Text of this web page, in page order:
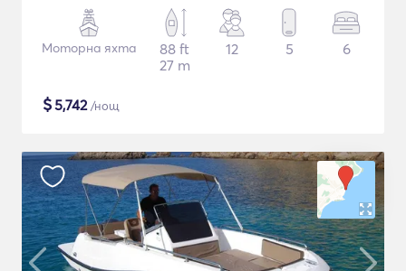
Моторна яхта
88 ft
27 m
12 5 6
$5,742/нощ